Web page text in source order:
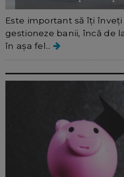
Este important să îți
gestioneze banii, încă de
în așa fel...